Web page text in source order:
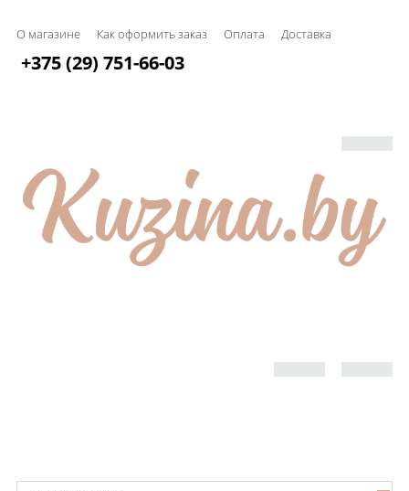
О магазине Как оформить заказ Оплата Доставка
+375 (29) 751-66-03